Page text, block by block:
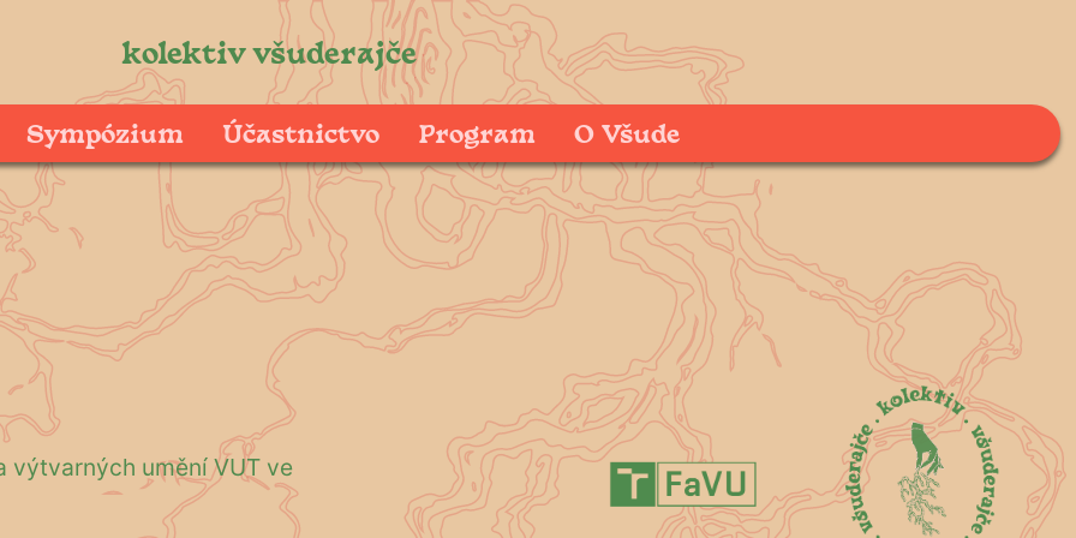
kolektiv všuderajče
Sympózium Účastnictvo Program O Všude
výtvarných umění VUT ve